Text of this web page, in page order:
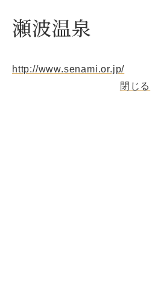
瀬波温泉
http://www.senami.or.jp/
閉じる